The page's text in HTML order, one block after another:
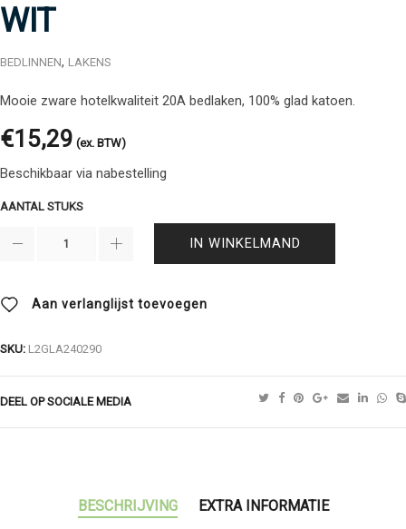
WIT
BEDLINNEN, LAKENS
Mooie zware hotelkwaliteit 20A bedlaken, 100% glad katoen.
€15,29 (ex. BTW)
Beschikbaar via nabestelling
AANTAL STUKS
IN WINKELMAND
Aan verlanglijst toevoegen
SKU: L2GLA240290
DEEL OP SOCIALE MEDIA
BESCHRIJVING EXTRA INFORMATIE